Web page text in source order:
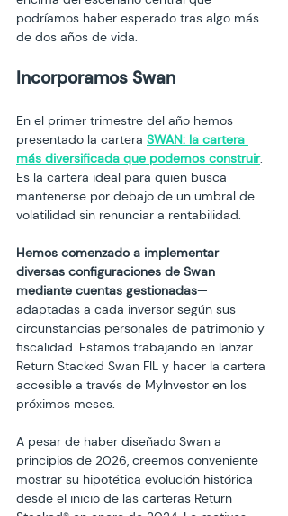
podríamos haber esperado tras algo más
Incorporamos Swan
En el primer trimestre del año hemos
presentado la cartera SWAN: la cartera
más diversificada que podemos construir.
Es la cartera ideal para quien busca
mantenerse por debajo de un umbral de
Hemos comenzado a implementar
diversas configuraciones de Swan
mediante cuentas gestionadas—
adaptadas a cada inversor según sus
circunstancias personales de patrimonio y
fiscalidad. Estamos trabajando en lanzar
Return Stacked Swan FIL y hacer la cartera
accesible a través de MyInvestor en los
próximos meses.
A pesar de haber diseñado Swan a
principios de 2026, creemos conveniente
mostrar su hipotética evolución histórica
desde el inicio de las carteras Return